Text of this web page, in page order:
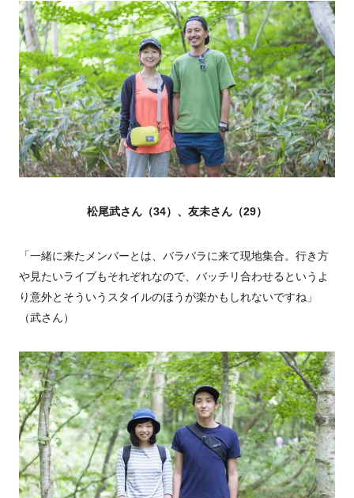
松尾武さん（34）、友未さん（29）
「一緒に来たメンバーとは、バラバラに来て現地集合。行き方
や見たいライブもそれぞれなので、バッチリ合わせるというよ
り意外とそういうスタイルのほうが楽かもしれないですね」
（武さん）